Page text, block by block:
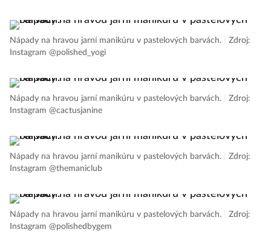
Nápady na hravou jarní manikúru v pastelových barvách.
Zdroj:
Instagram @polished_yogi
Nápady na hravou jarní manikúru v pastelových barvách.
Zdroj:
Instagram @cactusjanine
Nápady na hravou jarní manikúru v pastelových barvách.
Zdroj:
Instagram @themaniclub
Nápady na hravou jarní manikúru v pastelových barvách.
Zdroj:
Instagram @polishedbygem